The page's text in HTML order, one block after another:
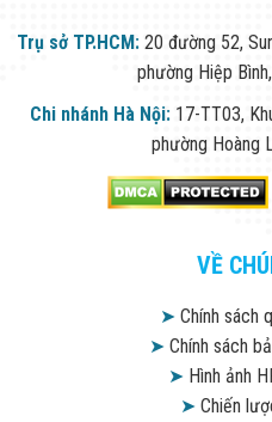
Trụ sở TP.HCM: 20 đường 52,
phường Hiệp
Chi nhánh Hà Nội: 17-TT03,
phường Hoàng
VỀ
➤Chính sách
➤Chính sách
➤ Hình ảnh
➤Chiến